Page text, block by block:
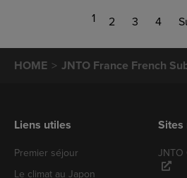
1 2 3 4
HOME JNTO France French
Liens utiles
Premier séjour
Le climat au Japon
Sites
JNTO